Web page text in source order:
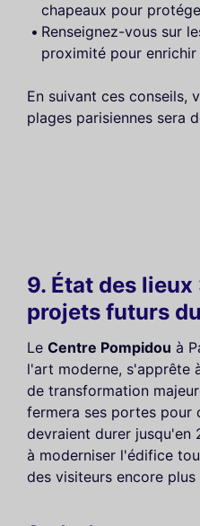
chapeaux pour
Renseignez-vous sur
proximité pour
En suivant ces conseils,
plages parisiennes sera
9. État des
projets futurs
Le Centre Pompidou à
l'art moderne, s'apprête
de transformation
fermera ses portes pour
devraient durer jusqu'en
à moderniser l'édifice
des visiteurs encore plus